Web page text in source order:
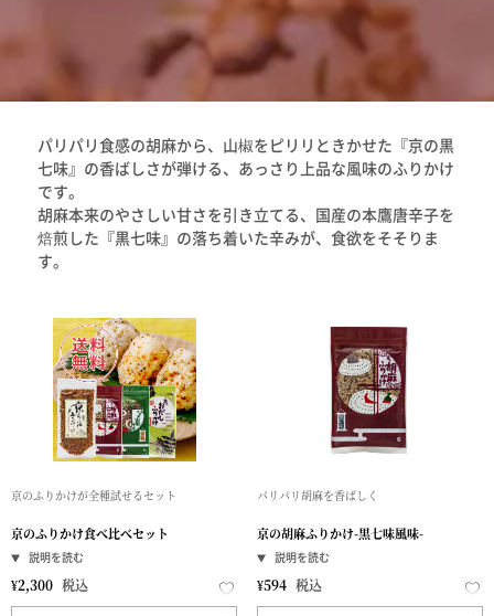
パリパリ食感の胡麻から、山椒をピリリときかせた『京の黒
七味』の香ばしさが弾ける、あっさり上品な風味のふりかけ
です。
胡麻本来のやさしい甘さを引き立てる、国産の本鷹唐辛子を
焙煎した『黒七味』の落ち着いた辛みが、食欲をそそりま
す。
京のふりかけが全種試せるセット
京のふりかけ食べ比べセット
¥2,300 税込
パリパリ胡麻を香ばしく
京の胡麻ふりかけ-黒七味風味-
¥594 税込